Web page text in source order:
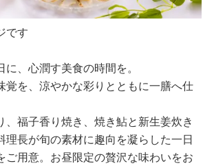
です
に、心潤す美食の時間を。
覚を、涼やかな彩りとともに一膳へ仕
、福子香り焼き、焼き鮎と新生姜炊き
理長が旬の素材に趣向を凝らした一日
ご用意。お昼限定の贅沢な味わいをお